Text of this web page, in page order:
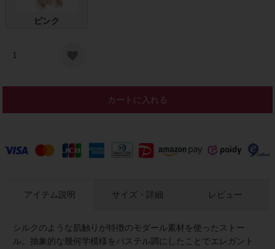
ピンク
カートに入れる
アイテム説明
シルクのような肌触りが特徴のモダール素材を使ったストー
ル。抽象的な幾何学模様をパステル調にしたことでエレガント
サイズ・詳細 レビュー